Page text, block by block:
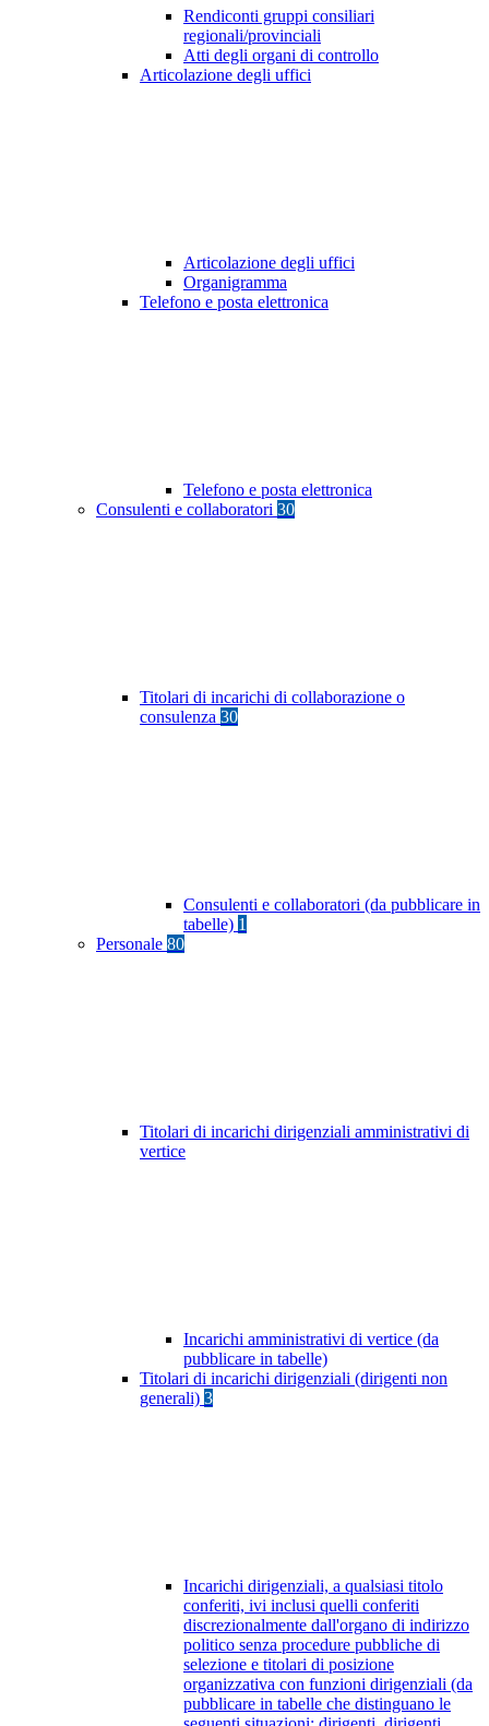
Rendiconti gruppi consiliari
regionali/provinciali
Atti degli organi di controllo
Articolazione degli uffici
Articolazione degli uffici
Organigramma
Telefono e posta elettronica
Telefono e posta elettronica
Consulenti e collaboratori 30
Titolari di incarichi di collaborazione o
consulenza 30
Consulenti e collaboratori (da pubblicare in
tabelle) 1
Personale 80
Titolari di incarichi dirigenziali amministrativi di
vertice
Incarichi amministrativi di vertice (da
pubblicare in tabelle)
Titolari di incarichi dirigenziali (dirigenti non
generali) 3
Incarichi dirigenziali, a qualsiasi titolo
conferiti, ivi inclusi quelli conferiti
discrezionalmente dall'organo di indirizzo
politico senza procedure pubbliche di
selezione e titolari di posizione
organizzativa con funzioni dirigenziali (da
pubblicare in tabelle che distinguano le